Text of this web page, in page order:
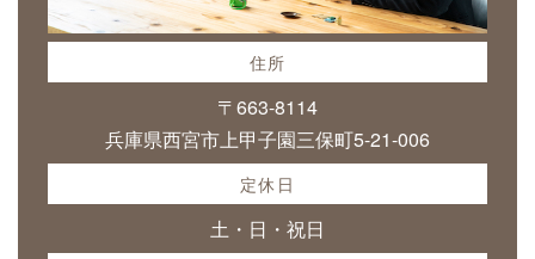
住所
〒663-8114
兵庫県西宮市上甲子園三保町5-21-006
定休日
土・日・祝日